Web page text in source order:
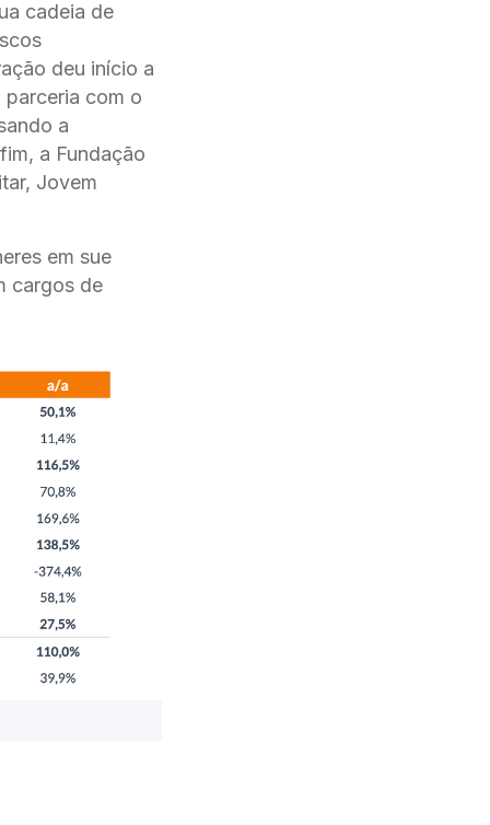
cadeia de
deu início a
parceria com o
a
a Fundação
Jovem
em sue
cargos de